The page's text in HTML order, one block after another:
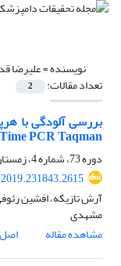
نویسنده =علیرضا
تعداد مقالات: 2
Time PCR Taqman در چهار استان منتخب ایران
دوره 73، شماره 4، زمستان 1397، صفحه
آرش تازیکه، افشین
مشهدی
مشاهده مقاله